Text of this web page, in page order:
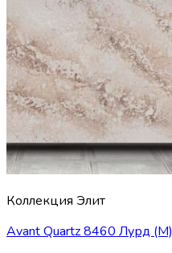
Коллекция Элит
Avant Quartz 8460 Лурд (М)